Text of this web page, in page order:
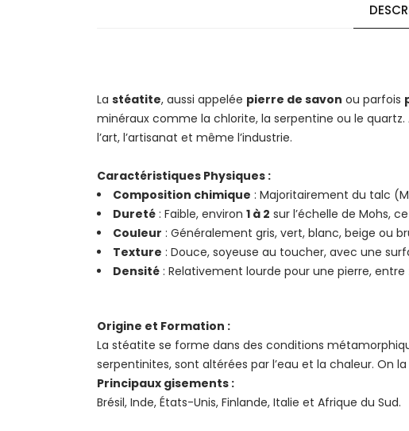
La stéatite, aussi appelée pierre de savon ou parfois
minéraux comme la chlorite, la serpentine ou le
l’art, l’artisanat et même l’industrie.
Caractéristiques Physiques :
Composition chimique : Majoritairement du talc
Dureté : Faible, environ 1 à 2 sur l’échelle de Mohs,
Couleur : Généralement gris, vert, blanc, beige ou
Texture : Douce, soyeuse au toucher, avec une
Densité : Relativement lourde pour une pierre, entre
Origine et Formation :
La stéatite se forme dans des conditions
serpentinites, sont altérées par l’eau et la chaleur. On
Principaux gisements :
Brésil, Inde, États-Unis, Finlande, Italie et Afrique du Sud.